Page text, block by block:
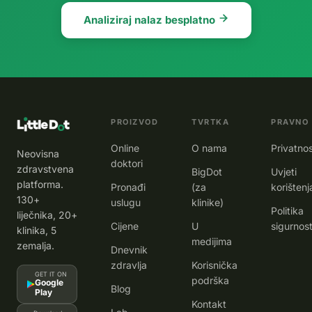
Analiziraj nalaz besplatno
Neovisna
zdravstvena
platforma.
130+
liječnika, 20+
klinika, 5
zemalja.
GET IT ON
Google
Play
PROIZVOD
Online
doktori
Pronađi
uslugu
Cijene
Dnevnik
zdravlja
Blog
TVRTKA
O nama
BigDot
(za
klinike)
U
medijima
Korisnička
podrška
Kontakt
PRAVNO
Uvjeti
Politika